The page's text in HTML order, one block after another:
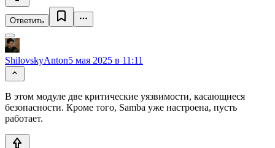
Ответить
ShilovskyAnton5 мая 2025 в 11:11
В этом модуле две критические уязвимости, касающиеся
безопасности. Кроме того, Samba уже настроена, пусть
работает.